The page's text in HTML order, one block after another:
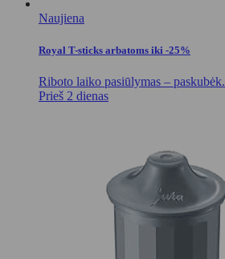
Naujiena
Royal T-sticks arbatoms iki -25%
Riboto laiko pasiūlymas – paskubėk.
Prieš 2 dienas